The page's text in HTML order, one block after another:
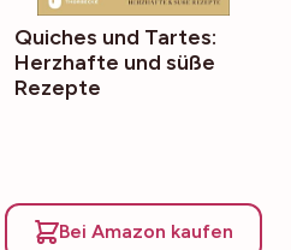
Quiches und Tartes:
Herzhafte und süße
Rezepte
Bei Amazon kaufen